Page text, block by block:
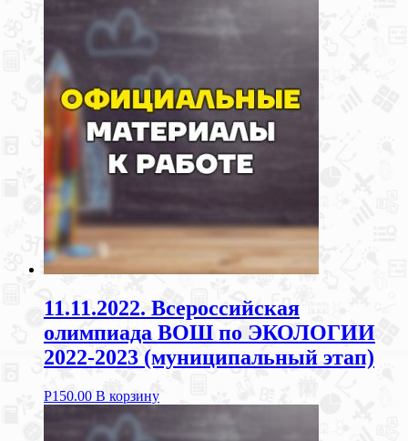
11.11.2022. Всероссийская
олимпиада ВОШ по ЭКОЛОГИИ
2022-2023 (муниципальный этап)
Р150.00 В корзину